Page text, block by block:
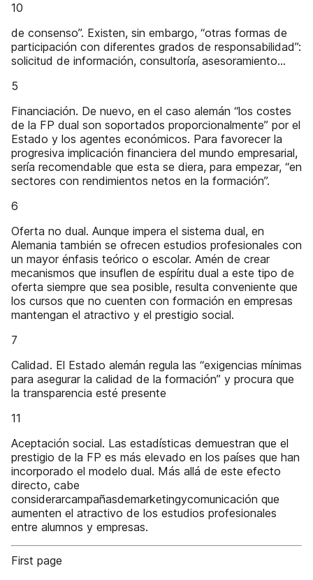
10
de consenso”. Existen, sin embargo, “otras formas de
participación con diferentes grados de responsabilidad”:
solicitud de información, consultoría, asesoramiento...
5
Financiación. De nuevo, en el caso alemán “los costes
de la FP dual son soportados proporcionalmente” por el
Estado y los agentes económicos. Para favorecer la
progresiva implicación financiera del mundo empresarial,
sería recomendable que esta se diera, para empezar, “en
sectores con rendimientos netos en la formación”.
6
Oferta no dual. Aunque impera el sistema dual, en
Alemania también se ofrecen estudios profesionales con
un mayor énfasis teórico o escolar. Amén de crear
mecanismos que insuflen de espíritu dual a este tipo de
oferta siempre que sea posible, resulta conveniente que
los cursos que no cuenten con formación en empresas
mantengan el atractivo y el prestigio social.
7
Calidad. El Estado alemán regula las “exigencias mínimas
para asegurar la calidad de la formación” y procura que
la transparencia esté presente
11
Aceptación social. Las estadísticas demuestran que el
prestigio de la FP es más elevado en los países que han
incorporado el modelo dual. Más allá de este efecto
directo, cabe
considerarcampañasdemarketingycomunicación que
aumenten el atractivo de los estudios profesionales
entre alumnos y empresas.
First page